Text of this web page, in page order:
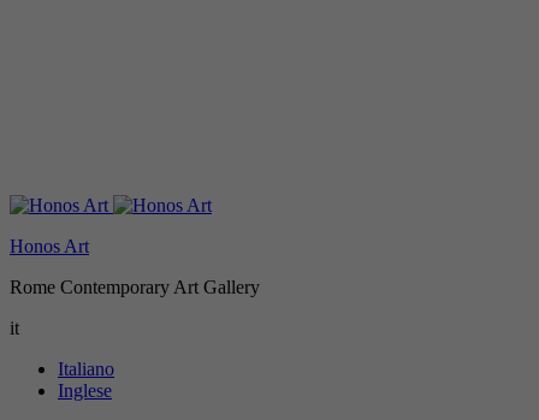
Honos Art
Rome Contemporary Art Gallery
it
Italiano
Inglese